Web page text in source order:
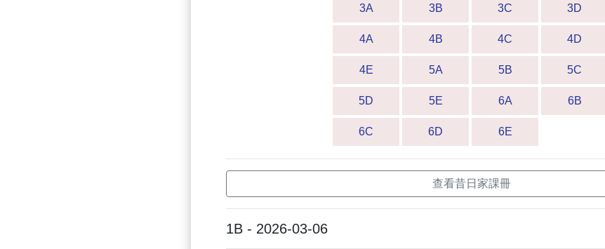
3A 3B 3C 3D
4A 4B 4C 4D
4E 5A 5B 5C
5D 5E 6A 6B
6C 6D 6E
查看昔日家課冊
1B - 2026-03-06